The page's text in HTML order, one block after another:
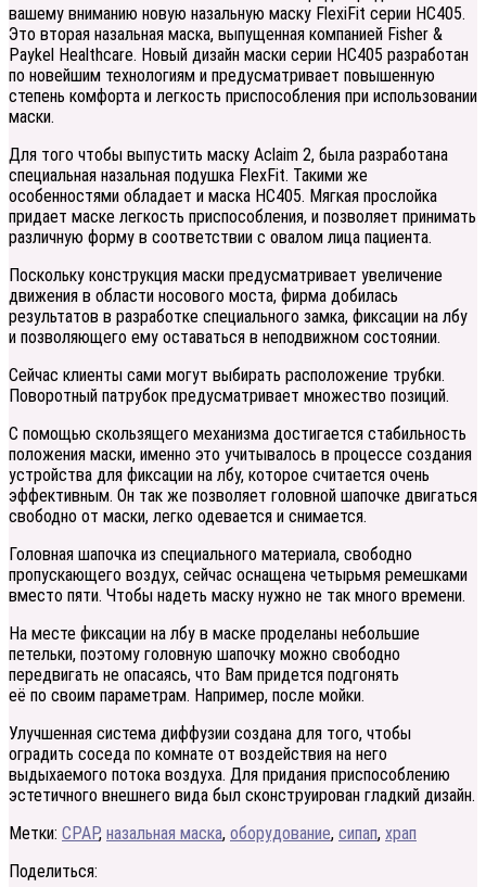
вашему вниманию новую назальную маску FlexiFit серии НС405.
Это вторая назальная маска, выпущенная компанией Fisher &
Paykel Healthcare. Новый дизайн маски серии НС405 разработан
по новейшим технологиям и предусматривает повышенную
степень комфорта и легкость приспособления при использовании
маски.
Для того чтобы выпустить маску Аclaim 2, была разработана
специальная назальная подушка FlexFit. Такими же
особенностями обладает и маска НС405. Мягкая прослойка
придает маске легкость приспособления, и позволяет принимать
различную форму в соответствии с овалом лица пациента.
Поскольку конструкция маски предусматривает увеличение
движения в области носового моста, фирма добилась
результатов в разработке специального замка, фиксации на лбу
и позволяющего ему оставаться в неподвижном состоянии.
Сейчас клиенты сами могут выбирать расположение трубки.
Поворотный патрубок предусматривает множество позиций.
С помощью скользящего механизма достигается стабильность
положения маски, именно это учитывалось в процессе создания
устройства для фиксации на лбу, которое считается очень
эффективным. Он так же позволяет головной шапочке двигаться
свободно от маски, легко одевается и снимается.
Головная шапочка из специального материала, свободно
пропускающего воздух, сейчас оснащена четырьмя ремешками
вместо пяти. Чтобы надеть маску нужно не так много времени.
На месте фиксации на лбу в маске проделаны небольшие
петельки, поэтому головную шапочку можно свободно
передвигать не опасаясь, что Вам придется подгонять
её по своим параметрам. Например, после мойки.
Улучшенная система диффузии создана для того, чтобы
оградить соседа по комнате от воздействия на него
выдыхаемого потока воздуха. Для придания приспособлению
эстетичного внешнего вида был сконструирован гладкий дизайн.
Метки: CPAP, назальная маска, оборудование, сипап, храп
Поделиться: